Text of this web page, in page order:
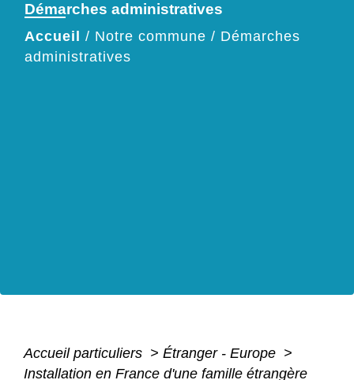
Démarches administratives
Accueil / Notre commune / Démarches
administratives
Accueil particuliers > Étranger - Europe >
Installation en France d'une famille étrangère